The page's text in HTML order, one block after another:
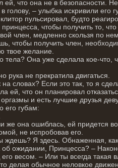
ей, что она не в безопасности.
голову, – улыбка искривили его
пульсировал, будто
чтобы получить то,
член, медленно скользя по
чтобы получить член,
твое желание.
тела? Она уже сделала кое-что,
рука не прекратила двигаться.
словах? Если это так, то я
ей, что он планировал
и есть лучшие друзья
его губам:
же она ошиблась, ей придется
не испробовав его.
ждешь? Я здесь. Обнаженная,
ожидании, Принцесса? –
весом. – Или ты всегда такая
делая обычное неловкое